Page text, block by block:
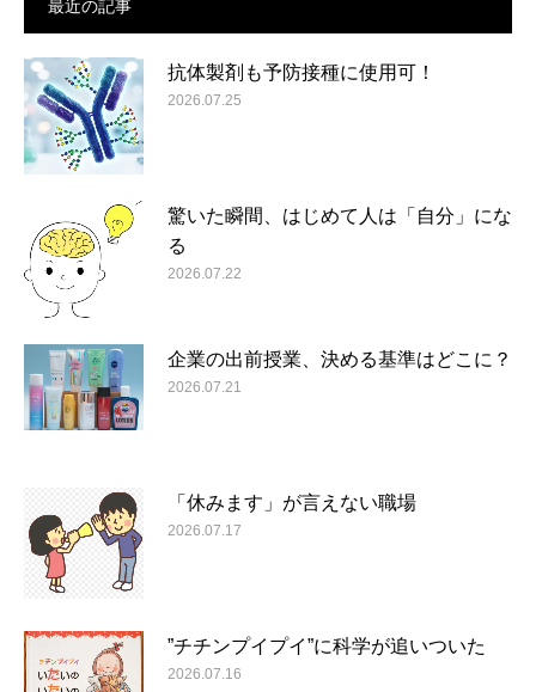
最近の記事
抗体製剤も予防接種に使用可！
2026.07.25
驚いた瞬間、はじめて人は「自分」にな
る
2026.07.22
企業の出前授業、決める基準はどこに？
2026.07.21
「休みます」が言えない職場
2026.07.17
”チチンプイプイ”に科学が追いついた
2026.07.16